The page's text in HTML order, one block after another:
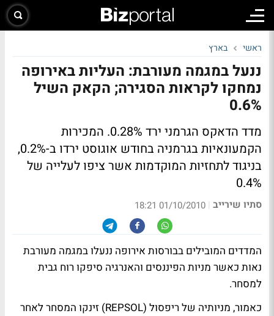
ראשי בארץ
ננעל במגמה מעורבת: העליות באירופה
נמחקו לקראות הסגירה; הקאק השיל
0.6%
מדד הדאקס הגרמני ירד 0.28%. המכירות
הקמעונאיות בגרמניה בחודש אוגוסט ירדו ב-0.2%,
בניגוד לתחזיות המוקדמות אשר ציפו לעלייה של
0.4%
סתיו שירייב |
01/10/2010 18:21
המדדים המובילים בבורסות אירופה ננעלו במגמה מעורבת
נאות כאשר מניות הפיננסים והאנרגיה סיפקו רוח גבית
למסחר.
כאמור, מניותיה של ריפסול (REPSOL) זינקו המסחר לאחר